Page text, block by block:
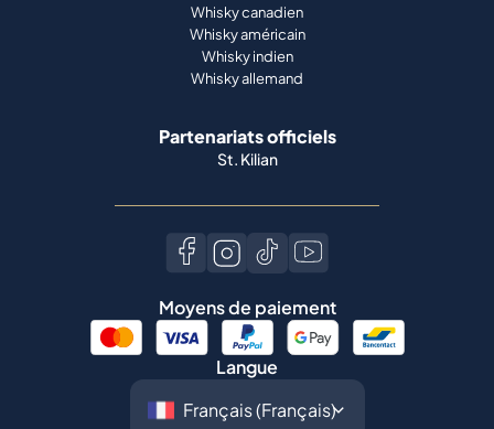
Whisky canadien
Whisky américain
Whisky indien
Whisky allemand
Partenariats officiels
St. Kilian
Moyens de paiement
Langue